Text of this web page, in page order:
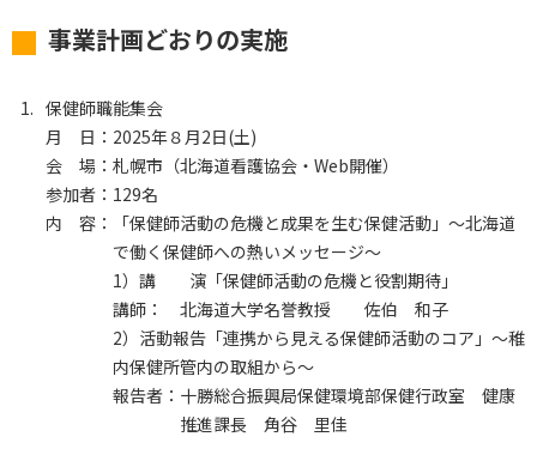
事業計画どおりの実施
保健師職能集会
月 日： 2025年８月2日(土)
会 場： 札幌市（北海道看護協会・Web開催）
参加者： 129名
内 容：
「保健師活動の危機と成果を生む保健活動」～北海道
で働く保健師への熱いメッセージ～
1）講 演「保健師活動の危機と役割期待」
講師：
北海道大学名誉教授 佐伯 和子
2）活動報告「連携から見える保健師活動のコア」～稚
内保健所管内の取組から～
報告者： 十勝総合振興局保健環境部保健行政室 健康
推進課長 角谷 里佳